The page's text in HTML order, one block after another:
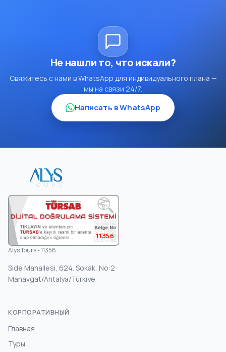
Не нашли то, что искали?
Свяжитесь с нами в WhatsApp для индивидуального плана —
мы на связи 24/7.
Написать в WhatsApp
11356
Alys Tours - 11356
Side Mahallesi, 624. Sokak, No:2
Manavgat/Antalya/Türkiye
КОРПОРАТИВНЫЙ
Главная
Туры